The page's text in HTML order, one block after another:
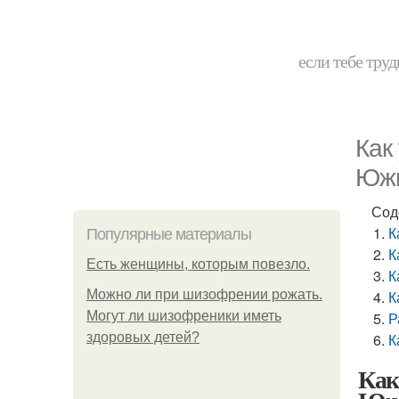
если тебе
Популярные материалы
Есть женщины, которым повезло.
Можно ли при шизофрении рожать.
Могут ли шизофреники иметь
здоровых детей?